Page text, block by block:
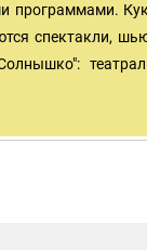
программами.
спектакли,